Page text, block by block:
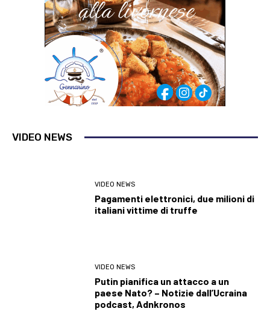
VIDEO NEWS
VIDEO NEWS
Pagamenti elettronici, due milioni di
italiani vittime di truffe
VIDEO NEWS
Putin pianifica un attacco a un
paese Nato? – Notizie dall’Ucraina
podcast, Adnkronos